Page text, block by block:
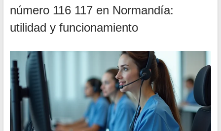
número 116 117 en Normandía:
utilidad y funcionamiento